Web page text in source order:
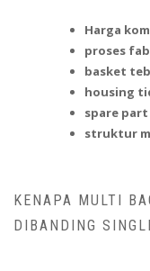
Harga
proses
basket
housing
spare
struktur
KENAPA MULTI
DIBANDING